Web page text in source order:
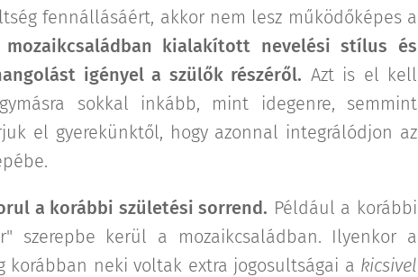
fennállásáért, akkor nem lesz működőképes a
kialakított nevelési stílus és
igényel a szülők részéről. Azt is el kell
sokkal inkább, mint idegenre, semmint
el gyerekünktől, hogy azonnal integrálódjon az
a korábbi születési sorrend. Például a korábbi
szerepbe kerül a mozaikcsaládban. Ilyenkor a
korábban neki voltak extra jogosultságai a kicsivel